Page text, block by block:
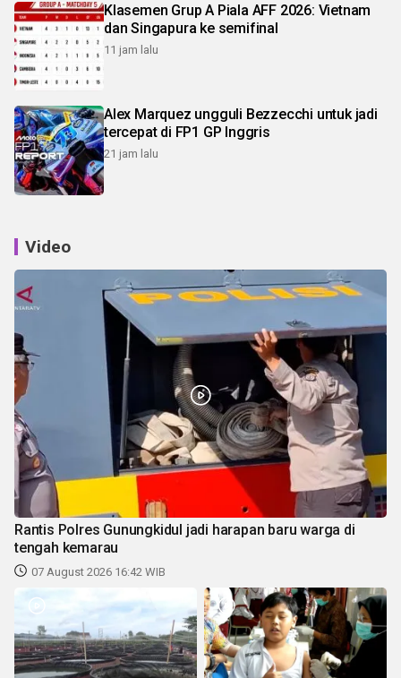
Klasemen Grup A Piala AFF 2026: Vietnam
dan Singapura ke semifinal
11 jam lalu
Alex Marquez ungguli Bezzecchi untuk jadi
tercepat di FP1 GP Inggris
21 jam lalu
Video
Rantis Polres Gunungkidul jadi harapan baru warga di
tengah kemarau
07 August 2026 16:42 WIB